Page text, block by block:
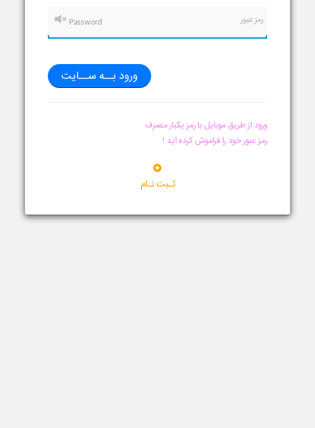
رمز عبور
ورود بــه ســایت
ورود از طریق موبایل با رمز یکبار مصرف
رمز عبور خود را فراموش کرده اید !
ثـبت نـام